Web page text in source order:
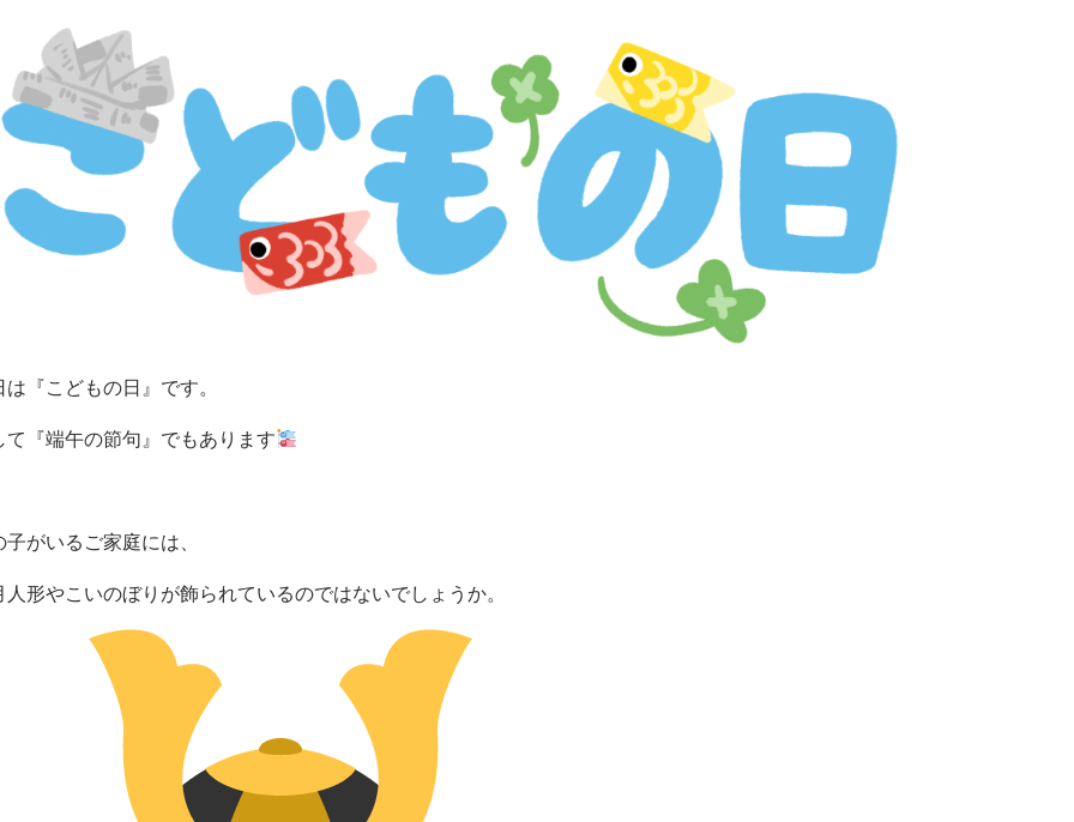
は『こどもの日』です。
て『端午の節句』でもあります
子がいるご家庭には、
人形やこいのぼりが飾られているのではないでしょうか。